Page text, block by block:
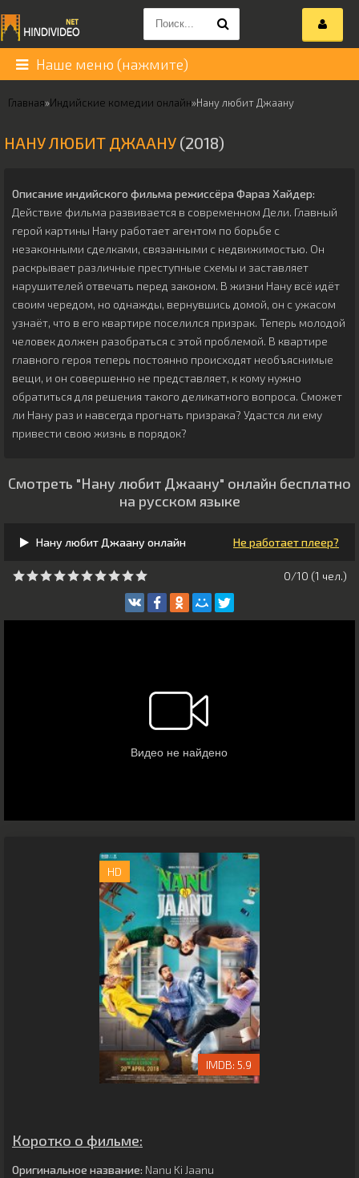
Наше меню (нажмите)
Главная»Индийские комедии онлайн»Нану любит Джаану
НАНУ ЛЮБИТ ДЖААНУ (2018)
Описание индийского фильма режиссёра Фараз Хайдер:
Действие фильма развивается в современном Дели. Главный
герой картины Нану работает агентом по борьбе с
незаконными сделками, связанными с недвижимостью. Он
раскрывает различные преступные схемы и заставляет
нарушителей отвечать перед законом. В жизни Нану всё идёт
своим чередом, но однажды, вернувшись домой, он с ужасом
узнаёт, что в его квартире поселился призрак. Теперь молодой
человек должен разобраться с этой проблемой. В квартире
главного героя теперь постоянно происходят необъяснимые
вещи, и он совершенно не представляет, к кому нужно
обратиться для решения такого деликатного вопроса. Сможет
ли Нану раз и навсегда прогнать призрака? Удастся ли ему
привести свою жизнь в порядок?
Смотреть "Нану любит Джаану" онлайн бесплатно
на русском языке
Нану любит Джаану онлайн Не работает плеер?
0/10 (1 чeл.)
HD
5.9
Коротко о фильме:
Оригинальное название: Nanu Ki Jaanu